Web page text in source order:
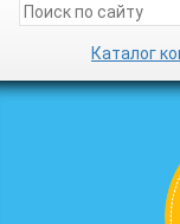
Каталог